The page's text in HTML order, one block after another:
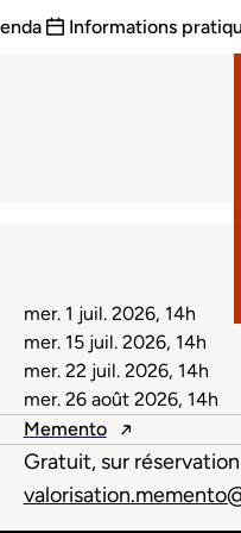
Informations
mer. 1 juil. 2026, 14h
mer. 15 juil. 2026, 14h
mer. 22 juil. 2026, 14h
mer. 26 août 2026, 14h
Memento
Gratuit, sur